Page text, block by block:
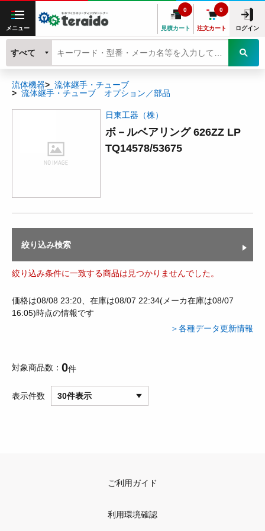
メニュー 見積カート
0
注文カート
0
ログイン
すべて
流体機器
流体継手・チューブ
流体継手・チューブ オプション／部品
日東工器（株）
ボ－ルベアリング 626ZZ LP
TQ14578/53675
絞り込み検索
絞り込み条件に一致する商品は見つかりませんでした。
価格は08/08 23:20、在庫は08/07 22:34(メーカ在庫は08/07
16:05)時点の情報です
＞各種データ更新情報
対象商品数 0件
表示件数 30件表示
ご利用ガイド
利用環境確認